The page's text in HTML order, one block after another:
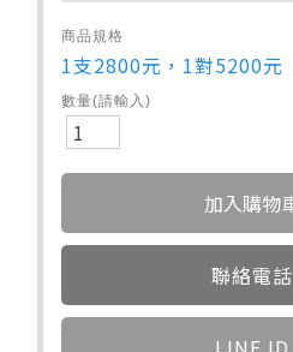
商品規格
1支2800元，1對5200元
數量(請輸入)
聯絡電話